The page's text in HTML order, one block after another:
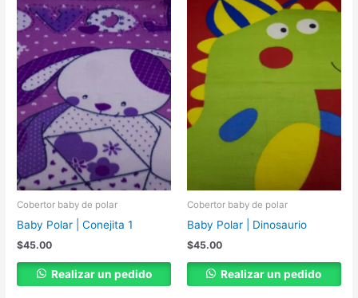
Cobertor baby de polar
Baby Polar | Conejita 1
$45.00
Realizar un pedido
Cobertor baby de polar
Baby Polar | Dinosaurio
$45.00
Realizar un pedido